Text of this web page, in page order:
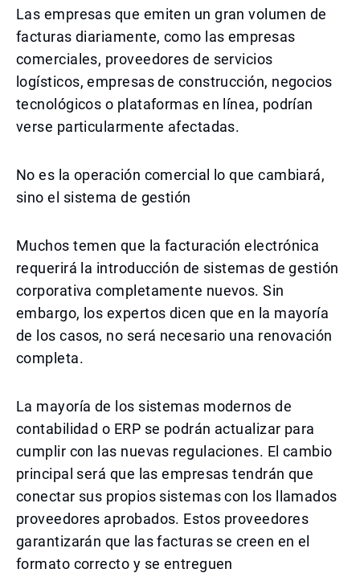
Las empresas que emiten un gran volumen de
facturas diariamente, como las empresas
comerciales, proveedores de servicios
logísticos, empresas de construcción, negocios
tecnológicos o plataformas en línea, podrían
verse particularmente afectadas.
No es la operación comercial lo que cambiará,
sino el sistema de gestión
Muchos temen que la facturación electrónica
requerirá la introducción de sistemas de gestión
corporativa completamente nuevos. Sin
embargo, los expertos dicen que en la mayoría
de los casos, no será necesario una renovación
completa.
La mayoría de los sistemas modernos de
contabilidad o ERP se podrán actualizar para
cumplir con las nuevas regulaciones. El cambio
principal será que las empresas tendrán que
conectar sus propios sistemas con los llamados
proveedores aprobados. Estos proveedores
garantizarán que las facturas se creen en el
formato correcto y se entreguen